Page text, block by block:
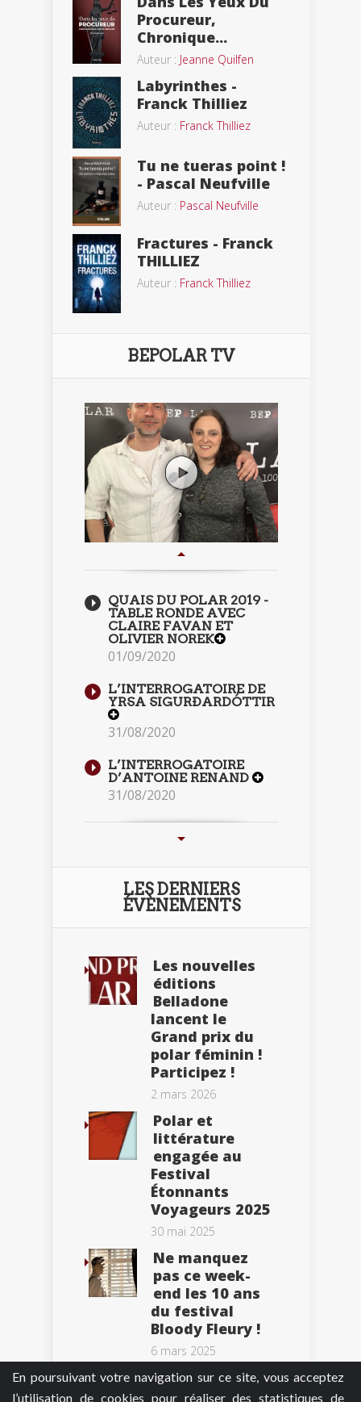
En poursuivant votre navigation sur ce site, vous acceptez
l’utilisation de cookies pour réaliser des statistiques de
Procureur,
Chronique...
Auteur : Jeanne Quilfen
Labyrinthes -
Franck Thilliez
Auteur : Franck Thilliez
Tu ne tueras point !
- Pascal Neufville
Auteur : Pascal Neufville
Fractures - Franck
THILLIEZ
Auteur : Franck Thilliez
BEPOLAR TV
QUAIS DU POLAR 2019 -
TABLE RONDE AVEC
CLAIRE FAVAN ET
OLIVIER NOREK
01/09/2020
L’INTERROGATOIRE DE
YRSA SIGURÐARDÓTTIR
31/08/2020
L’INTERROGATOIRE
D’ANTOINE RENAND
31/08/2020
LES DERNIERS
ÉVÈNEMENTS
Les nouvelles
éditions
Belladone
lancent le
Grand prix du
polar féminin !
Participez !
2 mars 2026
Polar et
littérature
engagée au
Festival
Étonnants
Voyageurs 2025
30 mai 2025
Ne manquez
pas ce week-
end les 10 ans
du festival
Bloody Fleury !
6 mars 2025